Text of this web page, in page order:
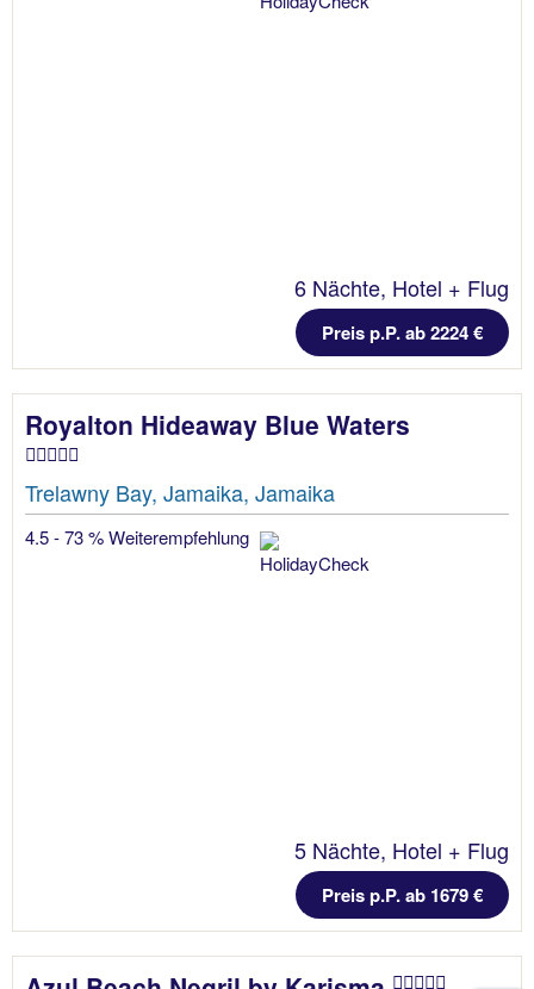
6 Nächte, Hotel + Flug
Preis p.P. ab 2224 €
Royalton Hideaway Blue Waters
Trelawny Bay, Jamaika, Jamaika
4.5 - 73 % Weiterempfehlung
5 Nächte, Hotel + Flug
Preis p.P. ab 1679 €